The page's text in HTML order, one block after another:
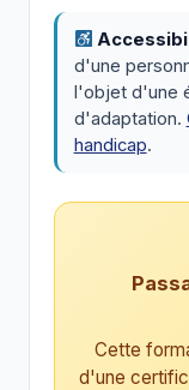
d'une
l'objet d'une
d'adaptation.
handicap.
Cette
d'une